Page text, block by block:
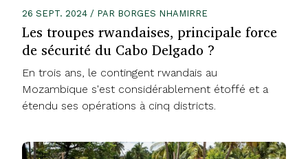
26 SEPT. 2024 / PAR BORGES NHAMIRRE
Les troupes rwandaises, principale force
de sécurité du Cabo Delgado ?
En trois ans, le contingent rwandais au
Mozambique s'est considérablement étoffé et a
étendu ses opérations à cinq districts.